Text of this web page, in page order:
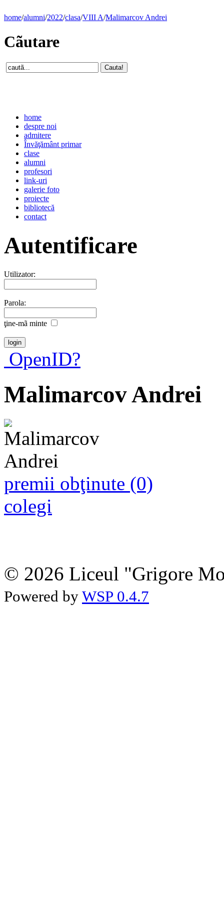
home/alumni/2022/clasa/VIII A/Malimarcov Andrei
Cãutare
home
despre noi
admitere
Învăţământ primar
clase
alumni
profesori
link-uri
galerie foto
proiecte
bibliotecă
contact
Autentificare
Utilizator:
Parola:
ţine-mã minte
OpenID?
Malimarcov Andrei
premii obţinute (0)
colegi
© 2026 Liceul "Grigore
Powered by WSP 0.4.7